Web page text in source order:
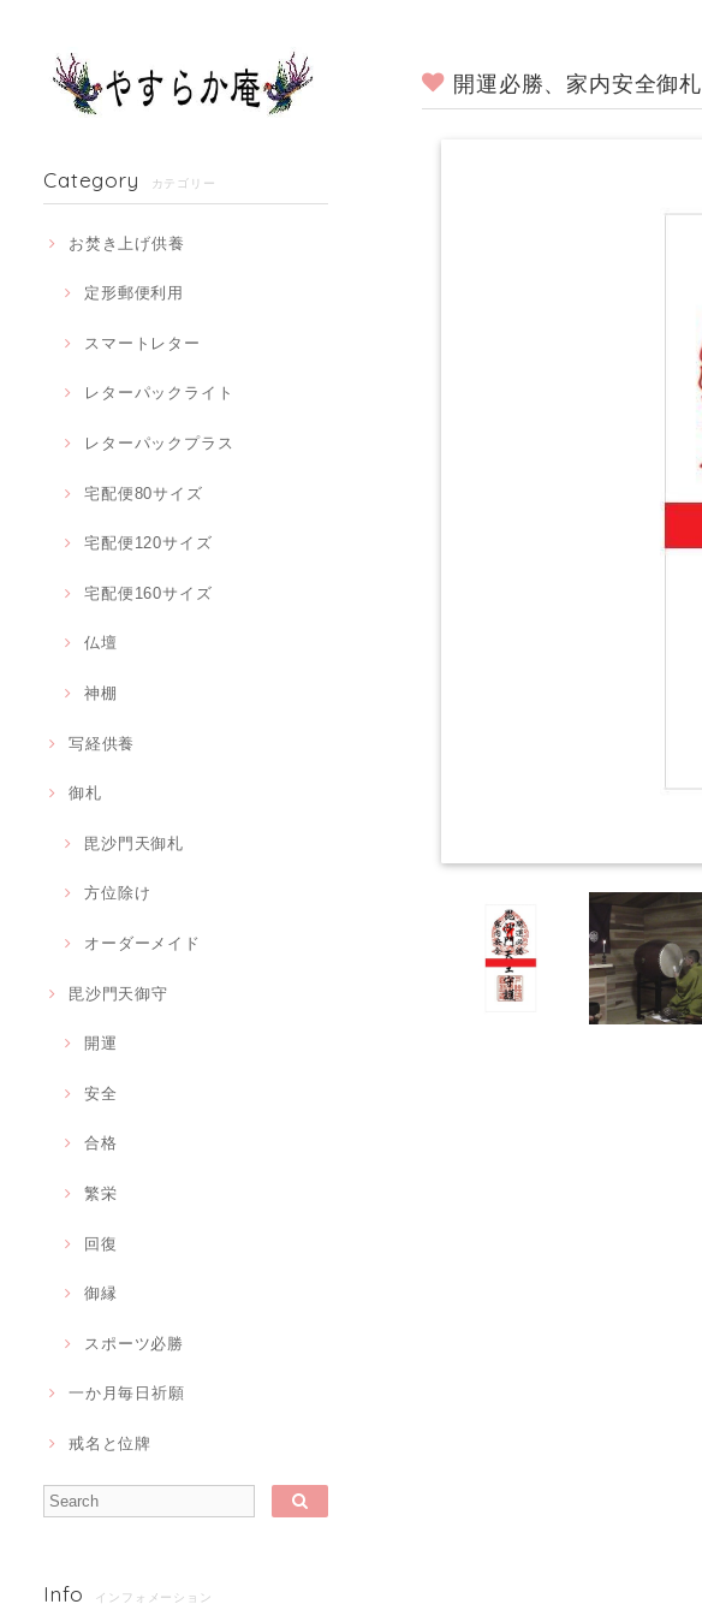
Category カテゴリー
お焚き上げ供養
定形郵便利用
スマートレター
レターパックライト
レターパックプラス
宅配便80サイズ
宅配便120サイズ
宅配便160サイズ
仏壇
神棚
写経供養
御札
毘沙門天御札
方位除け
オーダーメイド
毘沙門天御守
開運
安全
合格
繁栄
回復
御縁
スポーツ必勝
一か月毎日祈願
戒名と位牌
Info インフォメーション
開運必勝、家内安全御札